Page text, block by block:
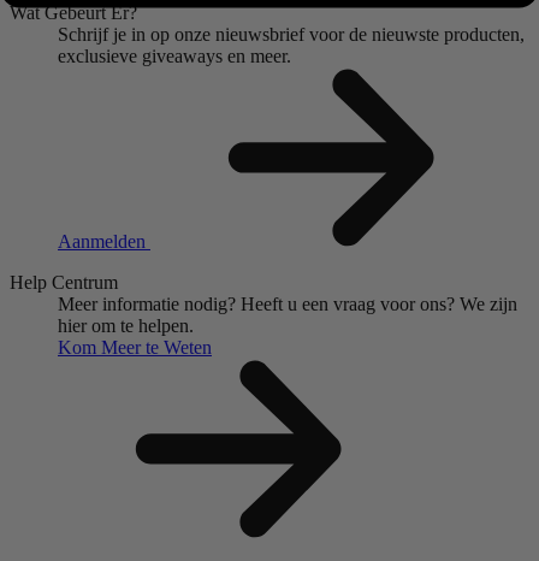
Wat Gebeurt Er?
Schrijf je in op onze nieuwsbrief voor de nieuwste producten,
exclusieve giveaways en meer.
Aanmelden
Help Centrum
Meer informatie nodig? Heeft u een vraag voor ons? We zijn
hier om te helpen.
Kom Meer te Weten